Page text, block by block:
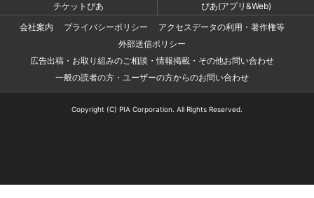
チケットぴあ
ぴあ(アプリ&Web)
会社案内
プライバシーポリシー
アクセスデータの利用・著作権等
外部送信ポリシー
広告出稿・お取り組みのご相談・情報掲載・その他お問い合わせ
一般の読者の方・ユーザーの方からのお問い合わせ
Copyright (C) PIA Corporation. All Rights Reserved.